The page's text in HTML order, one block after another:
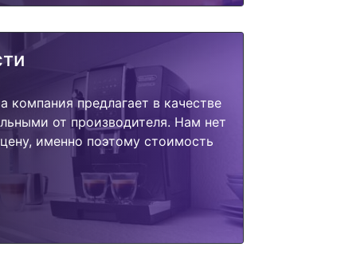
компания предлагает в качестве
от производителя. Нам нет
именно поэтому стоимость